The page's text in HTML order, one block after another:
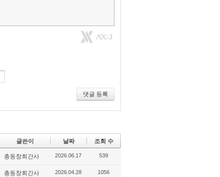
댓글 등록
글쓴이 날짜 조회 수
총동창회간사 2026.06.17 539
총동창회간사 2026.04.28 1056